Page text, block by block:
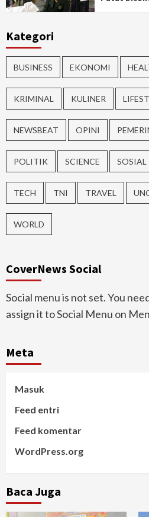
Kategori
BUSINESS EKONOMI
KRIMINAL KULINER
NEWSBEAT OPINI
POLITIK SCIENCE SOSIAL
TECH TNI TRAVEL
WORLD
CoverNews Social
Social menu is not set. You
assign it to Social Menu on
Meta
Masuk
Feed entri
Feed komentar
WordPress.org
Baca Juga